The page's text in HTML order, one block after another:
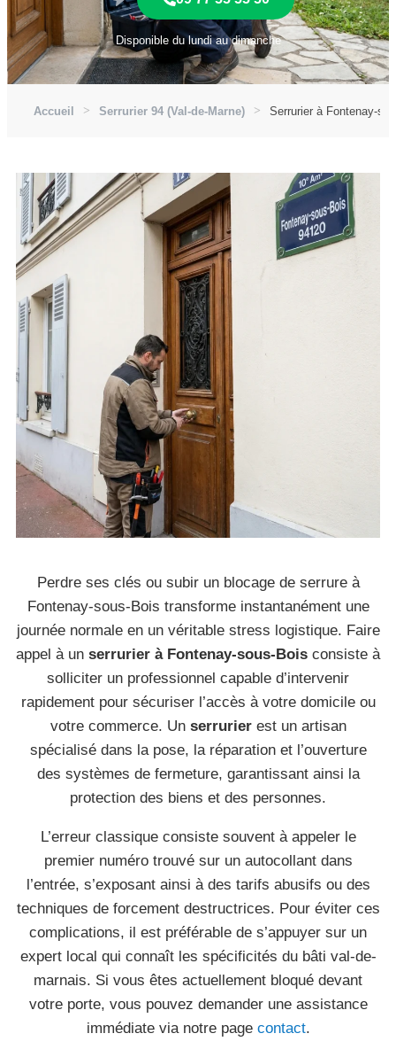
Disponible du lundi au dimanche
Accueil Serrurier 94 (Val-de-Marne) Serrurier à Fontenay-
Perdre ses clés ou subir un blocage de serrure à
Fontenay-sous-Bois transforme instantanément une
journée normale en un véritable stress logistique. Faire
appel à un serrurier à Fontenay-sous-Bois consiste à
solliciter un professionnel capable d’intervenir
rapidement pour sécuriser l’accès à votre domicile ou
votre commerce. Un serrurierest un artisan
spécialisé dans la pose, la réparation et l’ouverture
des systèmes de fermeture, garantissant ainsi la
protection des biens et des personnes.
L’erreur classique consiste souvent à appeler le
premier numéro trouvé sur un autocollant dans
l’entrée, s’exposant ainsi à des tarifs abusifs ou des
techniques de forcement destructrices. Pour éviter ces
complications, il est préférable de s’appuyer sur un
expert local qui connaît les spécificités du bâti val-de-
marnais. Si vous êtes actuellement bloqué devant
votre porte, vous pouvez demander une assistance
immédiate via notre page contact.